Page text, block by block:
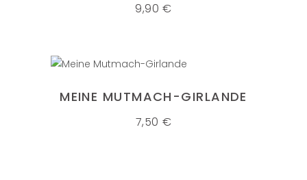
9,90€
MEINE MUTMACH-GIRLANDE
7,50 €